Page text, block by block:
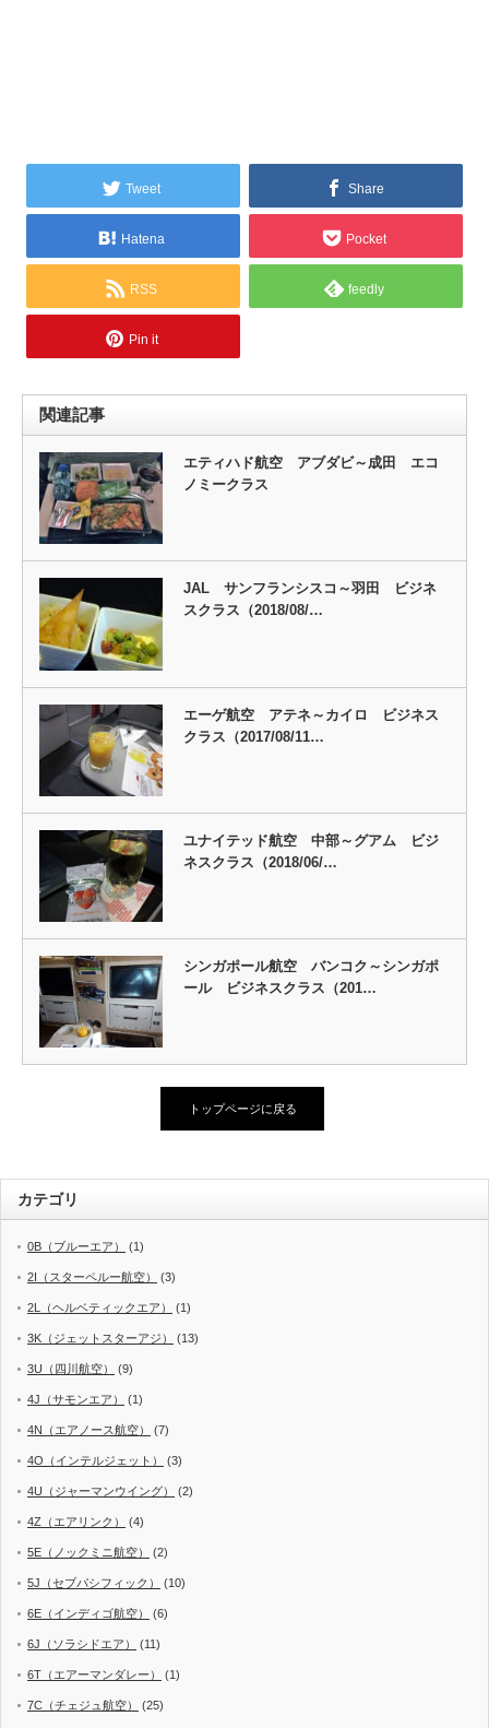
Tweet Share
Hatena Pocket
RSS feedly
Pin it
関連記事
エティハド航空 アブダビ～成田 エコ
ノミークラス
JAL サンフランシスコ～羽田 ビジネ
スクラス（2018/08/…
エーゲ航空 アテネ～カイロ ビジネス
クラス（2017/08/11…
ユナイテッド航空 中部～グアム ビジ
ネスクラス（2018/06/…
シンガポール航空 バンコク～シンガポ
ール ビジネスクラス（201…
トップページに戻る
カテゴリ
0B（ブルーエア） (1)
2I（スターペルー航空） (3)
2L（ヘルベティックエア） (1)
3K（ジェットスターアジ） (13)
3U（四川航空） (9)
4J（サモンエア） (1)
4N（エアノース航空） (7)
4O（インテルジェット） (3)
4U（ジャーマンウイング） (2)
4Z（エアリンク） (4)
5E（ノックミニ航空） (2)
5J（セブパシフィック） (10)
6E（インディゴ航空） (6)
6J（ソラシドエア） (11)
6T（エアーマンダレー） (1)
7C（チェジュ航空） (25)